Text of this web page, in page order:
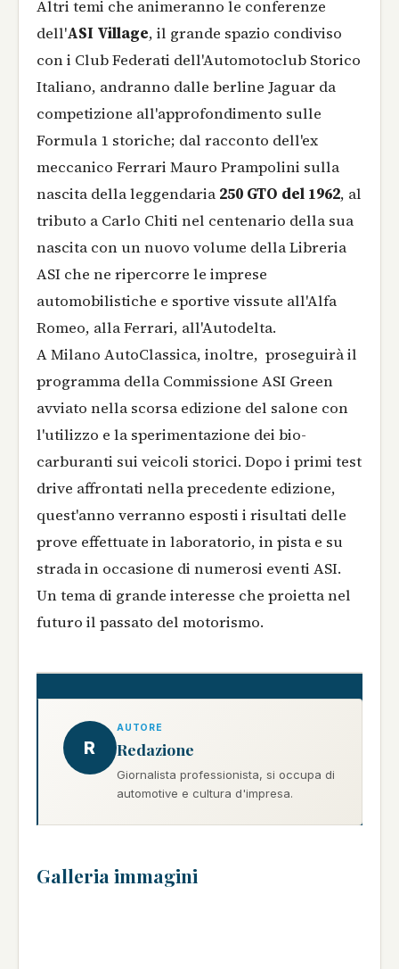
Altri temi che animeranno le conferenze
dell'ASI Village, il grande spazio condiviso
con i Club Federati dell'Automotoclub Storico
Italiano, andranno dalle berline Jaguar da
competizione all'approfondimento sulle
Formula 1 storiche; dal racconto dell'ex
meccanico Ferrari Mauro Prampolini sulla
nascita della leggendaria 250 GTO del 1962, al
tributo a Carlo Chiti nel centenario della sua
nascita con un nuovo volume della Libreria
ASI che ne ripercorre le imprese
automobilistiche e sportive vissute all'Alfa
Romeo, alla Ferrari, all'Autodelta.
A Milano AutoClassica, inoltre, proseguirà il
programma della Commissione ASI Green
avviato nella scorsa edizione del salone con
l'utilizzo e la sperimentazione dei bio-
carburanti sui veicoli storici. Dopo i primi test
drive affrontati nella precedente edizione,
quest'anno verranno esposti i risultati delle
prove effettuate in laboratorio, in pista e su
strada in occasione di numerosi eventi ASI.
Un tema di grande interesse che proietta nel
futuro il passato del motorismo.
R
AUTORE
Redazione
Giornalista professionista, si occupa di
automotive e cultura d'impresa.
Galleria immagini